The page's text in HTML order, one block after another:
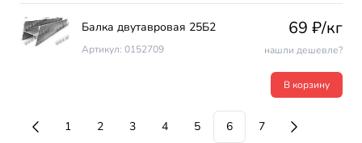
Балка двутавровая 25Б2
Артикул: 0152709
69 ₽/кг
нашли дешевле?
В корзину
1 2 3 4 5 6 7